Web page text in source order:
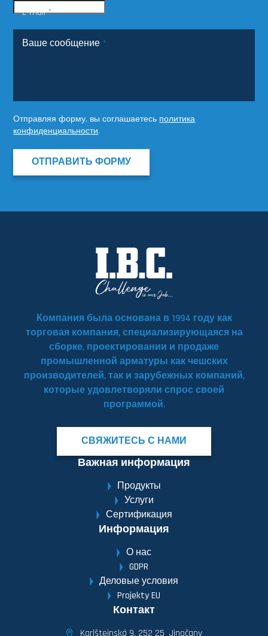
E-mail*
Ваше сообщение *
Отправляя форму, вы соглашаетесь политика
конфиденциальности.
ОТПРАВИТЬ ФОРМУ
Компания была основана в 1994 году как
торговая компания, специализирующаяся на
сборке, проектировании и продаже
промышленной арматуры как чешских
производителей, так и зарубежных компаний,
которые удовлетворяли спрос своей
программой.
СВЯЖИТЕСЬ С НАМИ
Важная информация
Продукты
Услуги
Сертификация
Информация
О нас
GDPR
Деловые условия
Projekty EU
Контакт
Karlštejnská 9, 252 25 Jinočany